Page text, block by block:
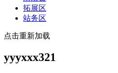
拓展区
站务区
点击重新加载
yyyxxx321